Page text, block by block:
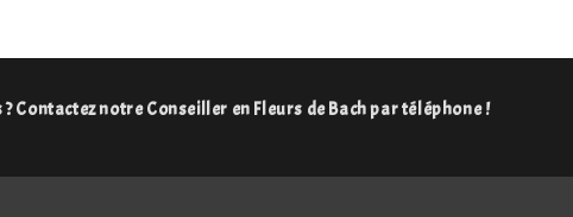
Contactez notre Conseiller en Fleurs de Bach par téléphone !